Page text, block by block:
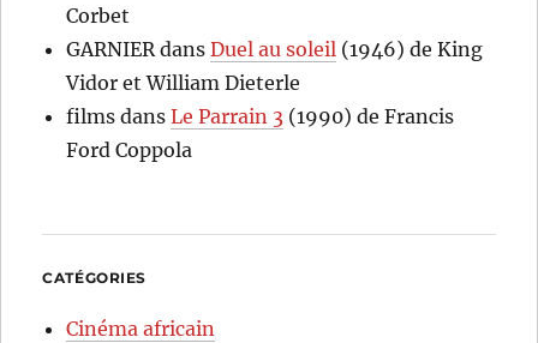
Corbet
GARNIERdansDuel au soleil (1946) de King
Vidor et William Dieterle
films dansLe Parrain 3 (1990) de Francis
Ford Coppola
CATÉGORIES
Cinéma africain